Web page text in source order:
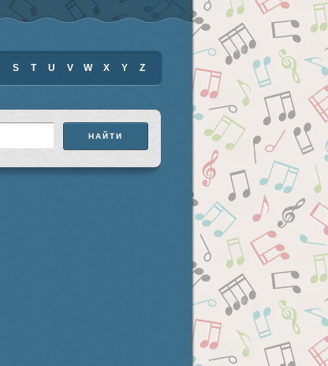
S T U V W X Y Z